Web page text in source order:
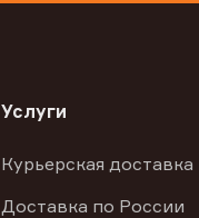
Услуги
Курьерская доставка
Доставка по России